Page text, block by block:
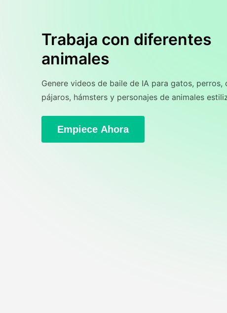
Trabaja con diferentes
animales
Genere videos de baile de IA para gatos, perros,
pájaros, hámsters y personajes de animales
Empiece Ahora